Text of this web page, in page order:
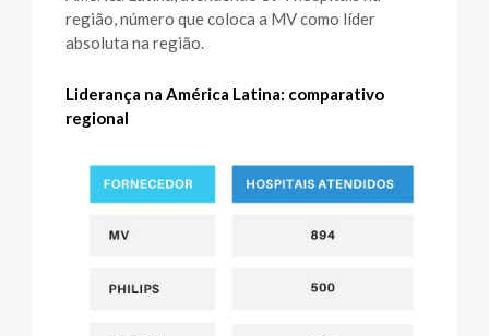
região, número que coloca a MV como líder
absoluta na região.
Liderança na América Latina: comparativo
regional